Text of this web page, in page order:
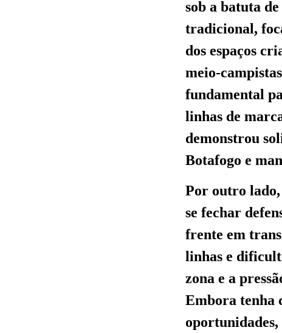
sob a batuta
tradicional,
dos espaços
meio-
fundamental
linhas de
demonstrou
Botafogo e
Por outro
se fechar
frente em
linhas e
zona e a
Embora tenha